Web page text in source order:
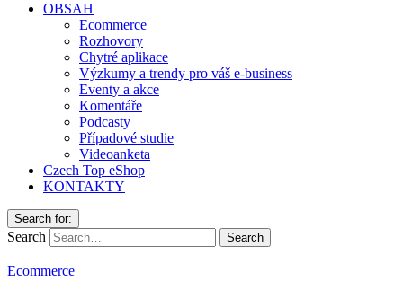
OBSAH
Ecommerce
Rozhovory
Chytré aplikace
Výzkumy a trendy pro váš e-business
Eventy a akce
Komentáře
Podcasty
Případové studie
Videoanketa
Czech Top eShop
KONTAKTY
Search for:
Search
Ecommerce